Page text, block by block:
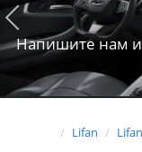
Напишите нам
Lifan